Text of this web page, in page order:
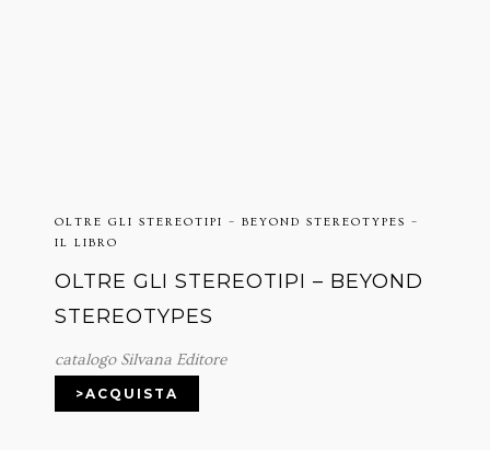
OLTRE GLI STEREOTIPI – BEYOND STEREOTYPES –
IL LIBRO
OLTRE GLI STEREOTIPI – BEYOND
STEREOTYPES
catalogo Silvana Editore
>ACQUISTA